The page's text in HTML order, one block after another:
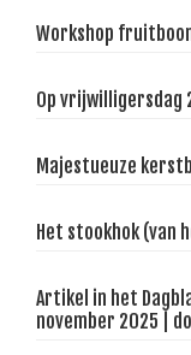
Workshop
Op vrijwilligersdag
Majestueuze
Het stookhok (van
Artikel in het
november 2025 |